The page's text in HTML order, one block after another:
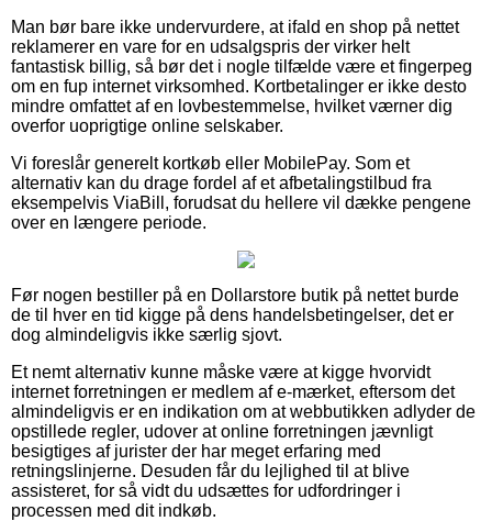
Man bør bare ikke undervurdere, at ifald en shop på nettet
reklamerer en vare for en udsalgspris der virker helt
fantastisk billig, så bør det i nogle tilfælde være et fingerpeg
om en fup internet virksomhed. Kortbetalinger er ikke desto
mindre omfattet af en lovbestemmelse, hvilket værner dig
overfor uoprigtige online selskaber.
Vi foreslår generelt kortkøb eller MobilePay. Som et
alternativ kan du drage fordel af et afbetalingstilbud fra
eksempelvis ViaBill, forudsat du hellere vil dække pengene
over en længere periode.
Før nogen bestiller på en Dollarstore butik på nettet burde
de til hver en tid kigge på dens handelsbetingelser, det er
dog almindeligvis ikke særlig sjovt.
Et nemt alternativ kunne måske være at kigge hvorvidt
internet forretningen er medlem af e-mærket, eftersom det
almindeligvis er en indikation om at webbutikken adlyder de
opstillede regler, udover at online forretningen jævnligt
besigtiges af jurister der har meget erfaring med
retningslinjerne. Desuden får du lejlighed til at blive
assisteret, for så vidt du udsættes for udfordringer i
processen med dit indkøb.